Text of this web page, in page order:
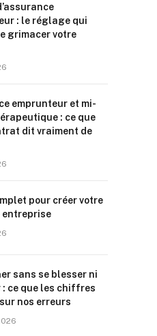
: le réglage qui
grimacer votre
emprunteur et mi-
: ce que
dit vraiment de
pour créer votre
entreprise
sans se blesser ni
: ce que les chiffres
nos erreurs